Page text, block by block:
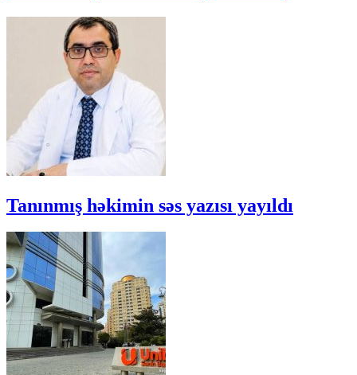
Tanınmış həkimin səs yazısı yayıldı